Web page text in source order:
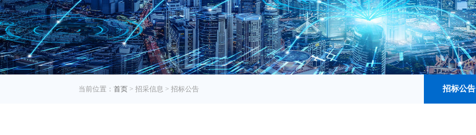
当前位置：首页 > 招采信息 >招标公告 招标公告